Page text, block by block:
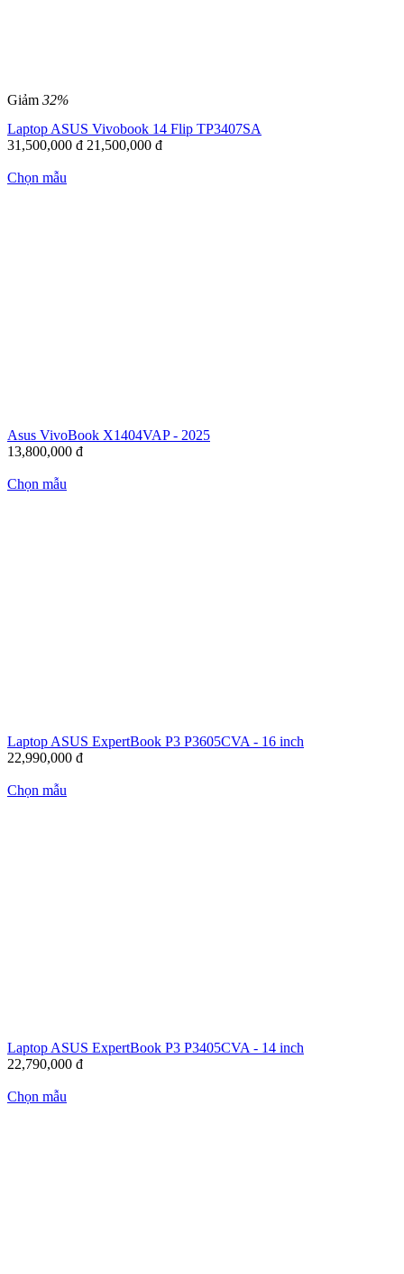
Giảm 32%
Laptop ASUS Vivobook 14 Flip TP3407SA
31,500,000 đ 21,500,000 đ
Chọn mẫu
Asus VivoBook X1404VAP - 2025
13,800,000 đ
Chọn mẫu
Laptop ASUS ExpertBook P3 P3605CVA - 16 inch
22,990,000 đ
Chọn mẫu
Laptop ASUS ExpertBook P3 P3405CVA - 14 inch
22,790,000 đ
Chọn mẫu